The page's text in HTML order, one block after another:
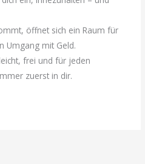
öffnet sich ein Raum für
Umgang mit Geld.
frei und für jeden
zuerst in dir.